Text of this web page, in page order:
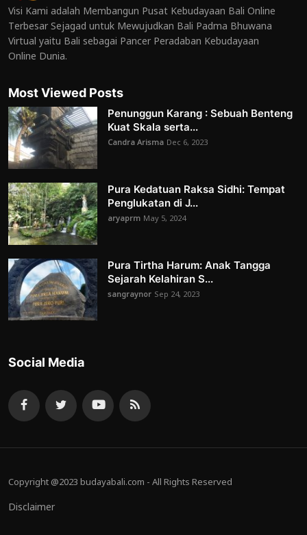
Visi Kami adalah Membangun Pusat Kebudayaan Bali Online
Terbesar Sejagad untuk Mewujudkan Bali Padma Bhuwana
Virtual yaitu Bali sebagai Pancer Peradaban Kebudayaan
Online Dunia.
Most Viewed Posts
Penunggun Karang : Sebuah Benteng
Kuat Skala serta...
Candra Arisma Dec 6, 2023
Pura Kedatuan Raksa Sidhi: Tempat
Penglukatan di J...
aryaprm May 5, 2024
Pura Tirtha Harum: Anak Tangga
Sejarah Kelahiran S...
sangraynor Sep 24, 2023
Social Media
Copyright @2023 budayabali.com - All Rights Reserved
Disclaimer